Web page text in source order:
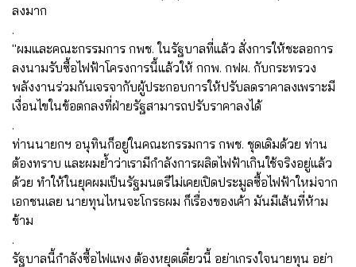
ลงมาก
.
"ผมและคณะกรรมการ กพช. ในรัฐบาลที่แล้ว สั่งการให้ชะลอการ
ลงนามรับซื้อไฟฟ้าโครงการนี้แล้วให้ กกพ. กฟผ. กับกระทรวง
พลังงานร่วมกันเจรจากับผู้ประกอบการให้ปรับลดราคาลงเพราะมี
เงื่อนไขในข้อตกลงที่ฝ่ายรัฐสามารถปรับราคาลงได้
.
ท่านนายกฯ อนุทินก็อยู่ในคณะกรรมการ กพช. ชุดเดิมด้วย ท่าน
ต้องทราบ และผมย้ำว่าเรามีกำลังการผลิตไฟฟ้าเกินใช้จริงอยู่แล้ว
ด้วย ทำให้ในยุคผมเป็นรัฐมนตรีไม่เคยเปิดประมูลซื้อไฟฟ้าใหม่จาก
เอกชนเลย นายทุนไหนจะโกรธผม ก็เรื่องของเค้า มันมีเส้นที่ห้าม
ข้าม
.
รัฐบาลนี้กำลังซื้อไฟแพง ต้องหยุดเดี๋ยวนี้ อย่าเกรงใจนายทุน อย่า